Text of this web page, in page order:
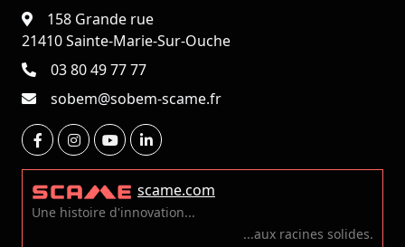
158 Grande rue
21410 Sainte-Marie-Sur-Ouche
03 80 49 77 77
sobem@sobem-scame.fr
scame.com
Une histoire d'innovation...
...aux racines solides.